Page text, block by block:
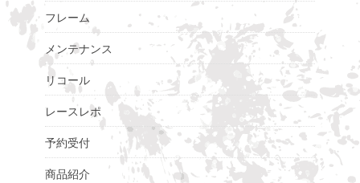
フレーム
メンテナンス
リコール
レースレポ
予約受付
商品紹介